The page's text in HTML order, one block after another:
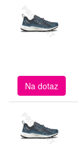
Na dotaz